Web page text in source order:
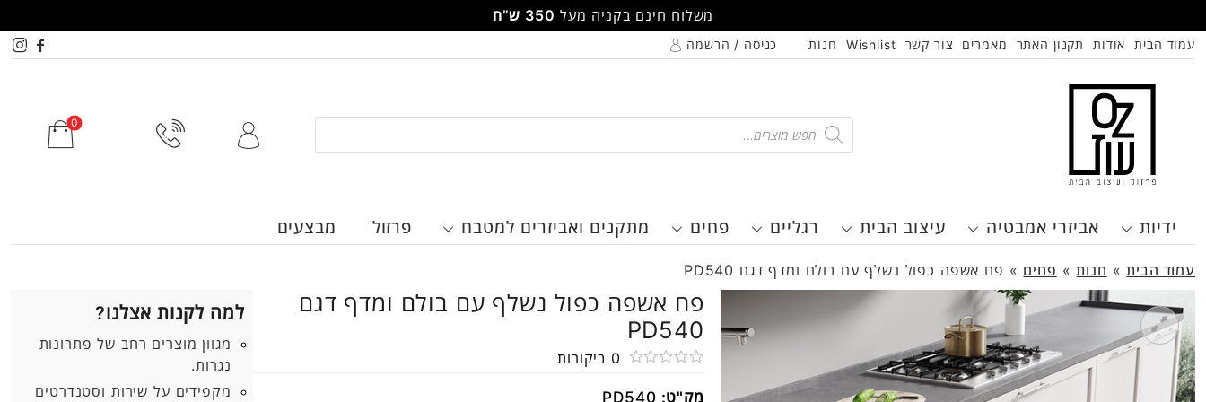
ידיות אביזרי אמבטיה עיצוב הבית רגליים פחים מתקנים ואביזרים למטבח פרזול מבצעים
Products
search
עמוד הבית אודות תקנון האתר מאמרים צור קשר Wishlist חנות כניסה / הרשמה
משלוח חינם בקניה מעל 350 ש”ח
עמוד הבית» חנות» פחים » פח אשפה כפול נשלף עם בולם ומדף דגם PD540
פח אשפה כפול נשלף עם בולם ומדף דגם
PD540
0 ביקורות
מק"ט: PD540
למה לקנות אצלנו?
מגוון מוצרים רחב של פתרונות
נגרות.
מקפידים על שירות וסטנדרטים